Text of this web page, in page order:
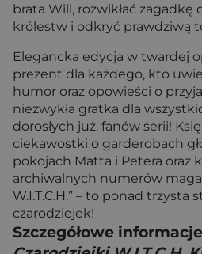
brata Will, rozwikłać zagadkę
królestw i odkryć prawdziwą
Elegancka edycja w twardej
prezent dla każdego, kto
humor oraz opowieści o
niezwykła gratka dla
dorosłych już, fanów serii!
ciekawostki o garderobach
pokojach Matta i Petera oraz
archiwalnych numerów
W.I.T.C.H.” – to ponad trzysta
czarodziejek!
Szczegółowe